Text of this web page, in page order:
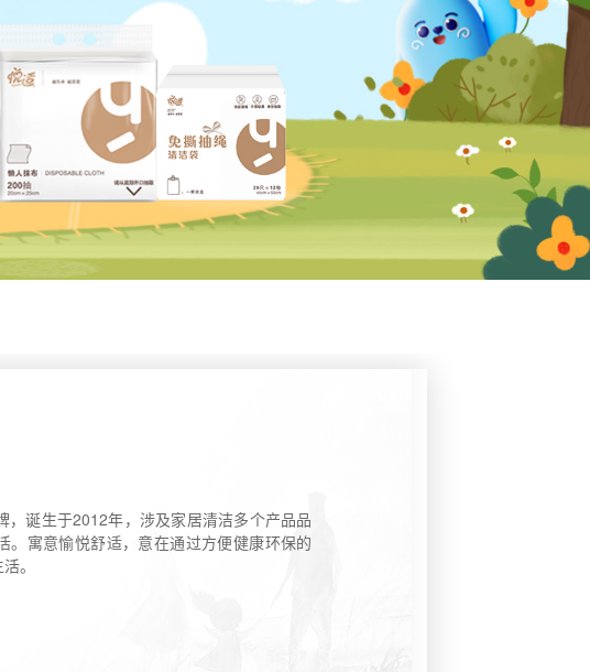
诞生于2012年，涉及家居清洁多个产品品
。寓意愉悦舒适，意在通过方便健康环保的
。